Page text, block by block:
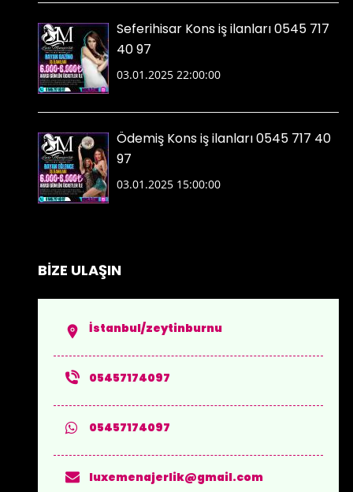
Seferihisar Kons iş ilanları 0545 717
40 97
03.01.2025 22:00:00
Ödemiş Kons iş ilanları 0545 717 40
97
03.01.2025 15:00:00
BİZE ULAŞIN
İstanbul/zeytinburnu
05457174097
05457174097
luxemenajerlik@gmail.com